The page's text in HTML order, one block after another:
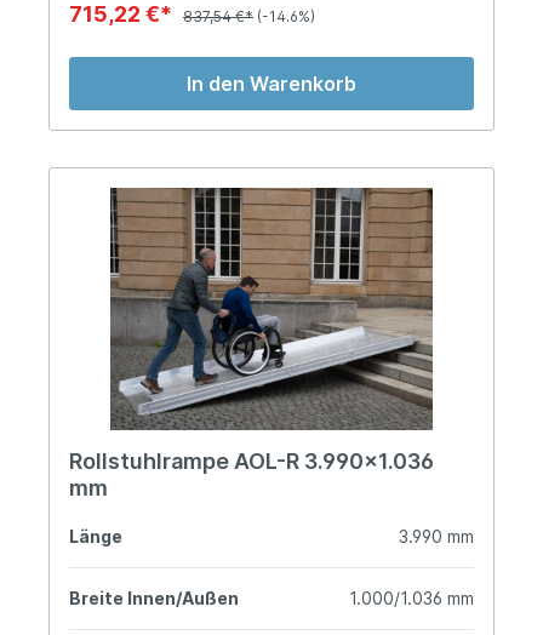
715,22 €* 837,54 €* (-14.6%)
In den Warenkorb
Rollstuhlrampe AOL-R 3.990x1.036
mm
Länge 3.990 mm
Breite Innen/Außen 1.000/1.036 mm